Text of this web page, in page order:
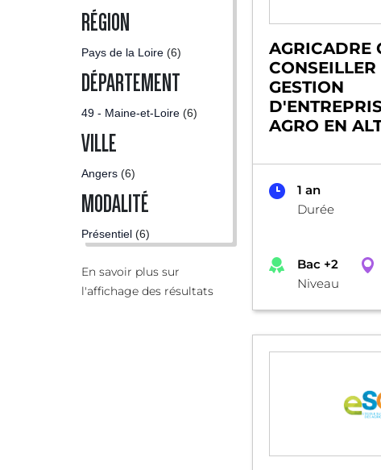
RÉGION
Pays de la Loire (6)
DÉPARTEMENT
49 - Maine-et-Loire (6)
VILLE
Angers (6)
MODALITÉ
Présentiel (6)
En savoir plus sur
l'affichage des résultats
AGRICADRE
CONSEILLER
GESTION
AGRO EN
1 an
Durée
Bac +2
Niveau